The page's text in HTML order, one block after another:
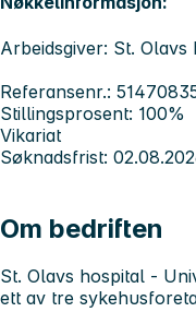
Arbeidsgiver: St. Olavs
Referansenr.:
Stillingsprosent: 100%
Vikariat
Søknadsfrist:
Om bedriften
St. Olavs hospital -
ett av tre